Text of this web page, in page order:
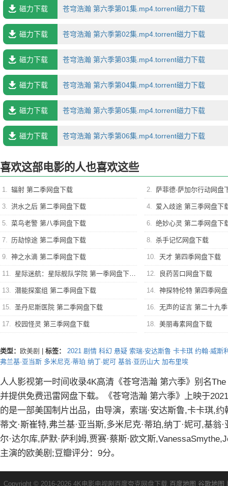
磁力下载 苍穹浩瀚 第六季第01集.mp4.torrent磁力下载
磁力下载 苍穹浩瀚 第六季第02集.mp4.torrent磁力下载
磁力下载 苍穹浩瀚 第六季第03集.mp4.torrent磁力下载
磁力下载 苍穹浩瀚 第六季第04集.mp4.torrent磁力下载
磁力下载 苍穹浩瀚 第六季第05集.mp4.torrent磁力下载
磁力下载 苍穹浩瀚 第六季第06集.mp4.torrent磁力下载
喜欢这部电影的人也喜欢这些
1. 辐射 第二季网盘下载 2. 萨菲德·萨加尔行动网盘
3. 洪水之后 第二季网盘下载 4. 爱入歧途 第三季网盘下
5. 菜鸟老警 第八季网盘下载 6. 绝妙心灵 第二季网盘下
7. 历劫惊途 第二季网盘下载 8. 杀手记忆网盘下载
9. 神之水滴 第二季网盘下载 10. 天才 第四季网盘下载
11. 星际迷航：星际舰队学院 第一季网盘下载 12. 良药苦口网盘下载
13. 潜能探案组 第二季网盘下载 14. 神探特伦特 第四季网
15. 圣丹尼斯医院 第二季网盘下载 16. 无声的证言 第二十九
17. 校园怪灵 第三季网盘下载 18. 美丽毒素网盘下载
类型： 欧美剧 标签： 2021 剧情 科幻 悬疑 索瑞·安达斯鲁 卡卡琪 约翰·威斯
弗兰基·亚当斯 多米尼克·蒂珀 纳丁·妮可 基翁·亚历山大 加布里埃
人人影视第一时间收录4K高清《苍穹浩瀚 第六季》别名
并提供免费迅雷网盘下载。《苍穹浩瀚 第六季》上映于
的是一部美国制片出品，由导演，索瑞·安达斯鲁,卡卡琪,约
蒂文·斯崔特,弗兰基·亚当斯,多米尼克·蒂珀,纳丁·妮可,基翁
尔·达尔库,萨默·萨利姆,贾赛·蔡斯·欧文斯
主演的欧美剧;豆瓣评分：9分。
Copyright © 2016-2026 4K电影电视剧百度夸克网盘下载 百度地图 谷歌地图